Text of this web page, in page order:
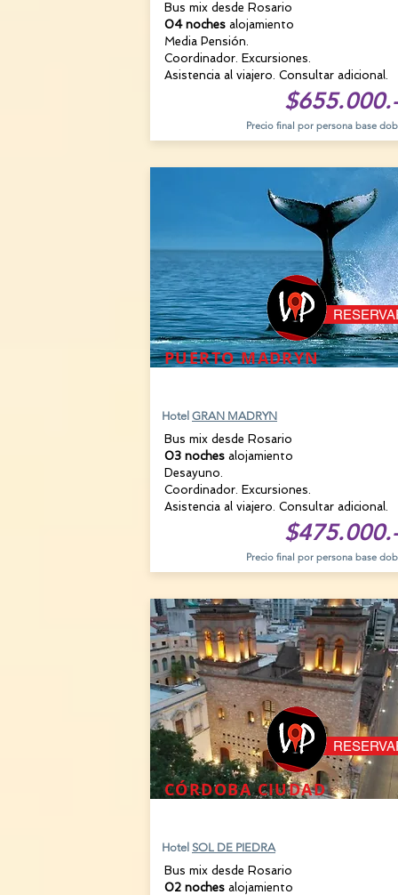
Bus mix desde Rosario
04 noches alojamiento
Media Pensión.
Coordinador. Excursiones.
Asistencia al viajero. Consultar adicional.
$655.000.-
Precio final por persona base
PUERTO MADRYN
Hotel GRAN MADRYN
Bus mix desde Rosario
03 noches alojamiento
Desayuno.
Coordinador. Excursiones.
Asistencia al viajero. Consultar adicional.
$475.000.-
Precio final por persona base
CÓRDOBA CIUDAD
Hotel SOL DE PIEDRA
Bus mix desde Rosario
02 noches alojamiento